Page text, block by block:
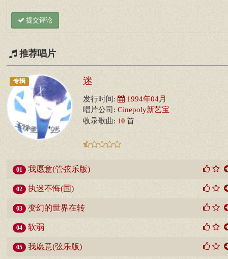
提交评论
推荐唱片
专辑 迷
发行时间: 1994年04月
唱片公司: Cinepoly新艺宝
收录歌曲: 10 首
01 我愿意(管弦乐版)
02 执迷不悔(国)
03 变幻的世界在转
04 软弱
05 我愿意(弦乐版)